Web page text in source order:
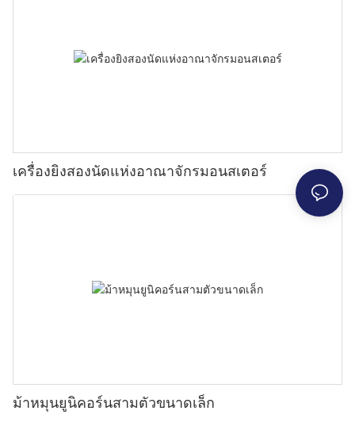
เครื่องยิงสองนัดแห่งอาณาจักรมอนสเตอร์
ม้าหมุนยูนิคอร์นสามตัวขนาดเล็ก